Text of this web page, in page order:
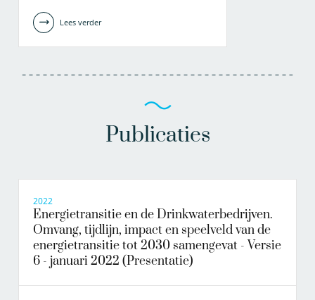
Lees verder
Publicaties
2022
Energietransitie en de Drinkwaterbedrijven.
Omvang, tijdlijn, impact en speelveld van de
energietransitie tot 2030 samengevat - Versie
6 - januari 2022 (Presentatie)